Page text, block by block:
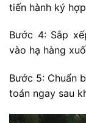
tiến hành ký
Bước 4: Sắp
vào hạ hàng
Bước 5: Chuẩn
toán ngay sau